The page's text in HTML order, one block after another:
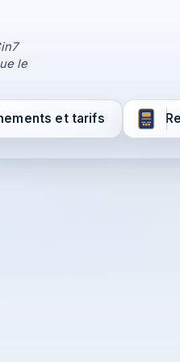
le
et tarifs